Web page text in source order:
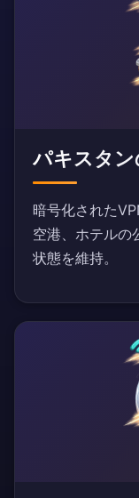
パキスタン
暗号化された
空港、ホテルの
状態を維持。